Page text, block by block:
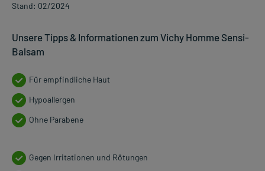
Stand: 02/2024
Unsere Tipps & Informationen zum Vichy Homme Sensi-
Balsam
Für empfindliche Haut
Hypoallergen
Ohne Parabene
Gegen Irritationen und Rötungen